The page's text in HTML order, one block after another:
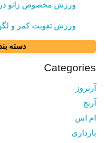
ورزش مخصوص زانو
ورزش تقویت کمر و
دسته
Categories
آرتروز
آرنج
ام اس
بارداری